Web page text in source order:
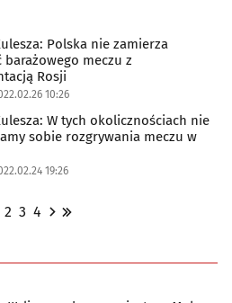
Polska nie zamierza
barażowego meczu z
Rosji
10:26
W tych okolicznościach nie
sobie rozgrywania meczu w
19:26
2 3 4